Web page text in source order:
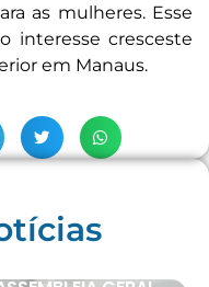
as mulheres. Esse
interesse cresceste
em Manaus.